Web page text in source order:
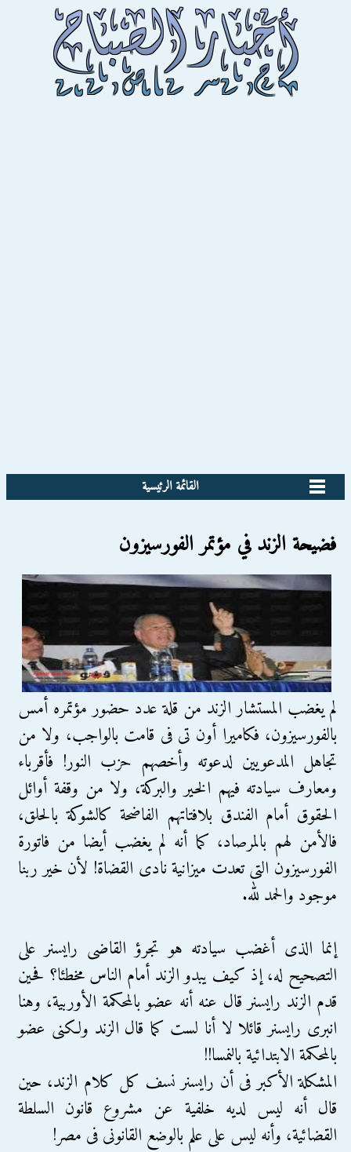
القائمة الرئيسية
فضيحة الزند في مؤتمر الفورسيزون
لم يغضب المستشار الزند من قلة عدد حضور مؤتمره أمس
بالفورسيزون، فكاميرا أون تى فى قامت بالواجب، ولا من
تجاهل المدعويين لدعوته وأخصهم حزب النور! فأقرباء
ومعارف سيادته فيهم الخير والبركة، ولا من وقفة أوائل
الحقوق أمام الفندق بلافتاتهم الفاضحة كالشوكة بالحلق،
فالأمن لهم بالمرصاد، كما أنه لم يغضب أيضا من فاتورة
الفورسيزون التى تعدت ميزانية نادى القضاة! لأن خير ربنا
موجود والحمد لله.
إنما الذى أغضب سيادته هو تجرؤ القاضى رايسنر على
التصحيح له، إذ كيف يبدو الزند أمام الناس مخطئا؟ فحين
قدم الزند رايسنر قال عنه أنه عضو بالمحكمة الأوربية، وهنا
انبرى رايسنر قائلا لا أنا لست كما قال الزند ولكنى عضو
بالمحكمة الابتدائية بالنمسا!!
المشكلة الأكبر فى أن رايسنر نسف كل كلام الزند، حين
قال أنه ليس لديه خلفية عن مشروع قانون السلطة
القضائية، وأنه ليس على علم بالوضع القانونى فى مصر!